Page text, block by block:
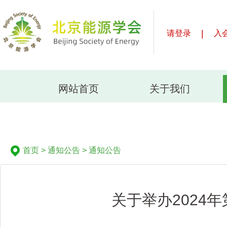
请登录 入
网站首页 关于我们
首页 > 通知公告 > 通知公告
关于举办2024